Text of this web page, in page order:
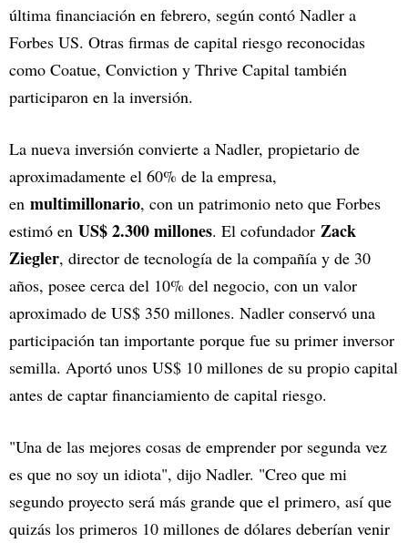
última financiación en febrero, según contó Nadler a
Forbes US. Otras firmas de capital riesgo reconocidas
como Coatue, Conviction y Thrive Capital también
participaron en la inversión.
La nueva inversión convierte a Nadler, propietario de
aproximadamente el 60% de la empresa,
en multimillonario, con un patrimonio neto que Forbes
estimó en US$ 2.300 millones. El cofundador Zack
Ziegler, director de tecnología de la compañía y de 30
años, posee cerca del 10% del negocio, con un valor
aproximado de US$ 350 millones. Nadler conservó una
participación tan importante porque fue su primer inversor
semilla. Aportó unos US$ 10 millones de su propio capital
antes de captar financiamiento de capital riesgo.
"Una de las mejores cosas de emprender por segunda vez
es que no soy un idiota", dijo Nadler. "Creo que mi
segundo proyecto será más grande que el primero, así que
quizás los primeros 10 millones de dólares deberían venir